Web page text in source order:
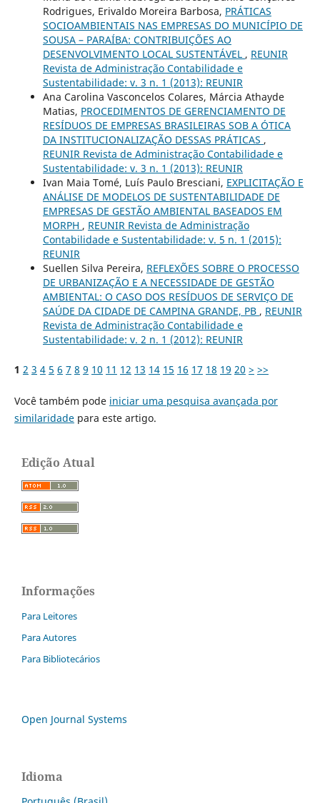
Rodrigues, Erivaldo Moreira Barbosa, PRÁTICAS
SOCIOAMBIENTAIS NAS EMPRESAS DO MUNICÍPIO DE
SOUSA – PARAÍBA: CONTRIBUIÇÕES AO
DESENVOLVIMENTO LOCAL SUSTENTÁVEL , REUNIR
Revista de Administração Contabilidade e
Sustentabilidade: v. 3 n. 1 (2013): REUNIR
Ana Carolina Vasconcelos Colares, Márcia Athayde
Matias, PROCEDIMENTOS DE GERENCIAMENTO DE
RESÍDUOS DE EMPRESAS BRASILEIRAS SOB A ÓTICA
DA INSTITUCIONALIZAÇÃO DESSAS PRÁTICAS ,
REUNIR Revista de Administração Contabilidade e
Sustentabilidade: v. 3 n. 1 (2013): REUNIR
Ivan Maia Tomé, Luís Paulo Bresciani, EXPLICITAÇÃO E
ANÁLISE DE MODELOS DE SUSTENTABILIDADE DE
EMPRESAS DE GESTÃO AMBIENTAL BASEADOS EM
MORPH , REUNIR Revista de Administração
Contabilidade e Sustentabilidade: v. 5 n. 1 (2015):
REUNIR
Suellen Silva Pereira, REFLEXÕES SOBRE O PROCESSO
DE URBANIZAÇÃO E A NECESSIDADE DE GESTÃO
AMBIENTAL: O CASO DOS RESÍDUOS DE SERVIÇO DE
SAÚDE DA CIDADE DE CAMPINA GRANDE, PB , REUNIR
Revista de Administração Contabilidade e
Sustentabilidade: v. 2 n. 1 (2012): REUNIR
1 2 3 4 5 6 7 8 9 10 11 12 13 14 15 16 17 18 19 20 > >>
Você também pode iniciar uma pesquisa avançada por
similaridadepara este artigo.
Edição Atual
Informações
Para Leitores
Para Autores
Para Bibliotecários
Open Journal Systems
Idioma